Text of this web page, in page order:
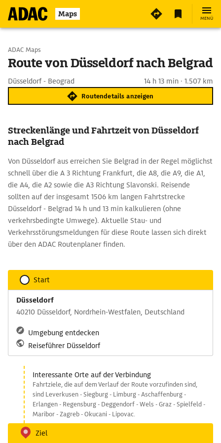
Maps MENÜ
Start wählen
ADAC Maps
Route von Düsseldorf nach Belgrad
Düsseldorf - Beograd 14 h 13 min · 1.507 km
Routendetails anzeigen
Streckenlänge und Fahrtzeit von Düsseldorf
nach Belgrad
Von Düsseldorf aus erreichen Sie Belgrad in der Regel möglichst
schnell über die A 3 Richtung Frankfurt, die A8, die A9, die A1,
die A4, die A2 sowie die A3 Richtung Slavonski. Reisende
sollten auf der insgesamt 1506 km langen Fahrtstrecke
Düsseldorf - Belgrad 14 h und 13 min kalkulieren (ohne
verkehrsbedingte Umwege). Aktuelle Stau- und
Verkehrsstörungsmeldungen für diese Route lassen sich direkt
über den ADAC Routenplaner finden.
Start
Düsseldorf
40210 Düsseldorf, Nordrhein-Westfalen, Deutschland
Umgebung entdecken
Reiseführer Düsseldorf
Interessante Orte auf der Verbindung
Fahrtziele, die auf dem Verlauf der Route vorzufinden sind,
sind Leverkusen - Siegburg - Limburg - Aschaffenburg -
Erlangen - Regensburg - Deggendorf - Wels - Graz - Spielfeld -
Maribor - Zagreb - Okucani - Lipovac.
Ziel